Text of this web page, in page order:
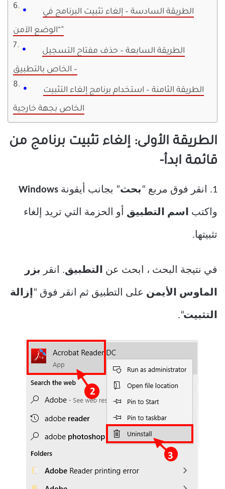
الطريقة السادسة – إلغاء تثبيت البرنامج في
“الوضع الآمن”
الطريقة السابعة – حذف مفتاح التسجيل
الخاص بالتطبيق –
الطريقة الثامنة – استخدام برنامج إلغاء التثبيت
الخاص بجهة خارجية
الطريقة الأولى: إلغاء تثبيت برنامج من
قائمة ابدأ-
1. انقر فوق مربع “ بحث” بجانب أيقونة Windows
واكتب اسم التطبيق أو الحزمة التي تريد إلغاء
تثبيتها.
في نتيجة البحث ، ابحث عن التطبيق. انقر بزر
الماوس الأيمن على التطبيق ثم انقر فوق “ إزالة
التثبيت“.